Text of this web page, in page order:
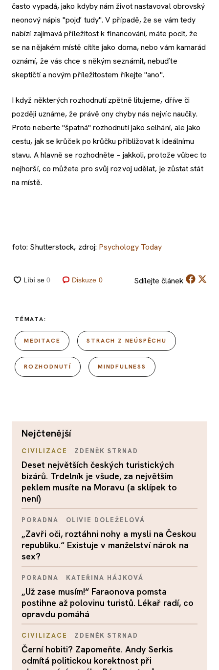
často vypadá, jako kdyby nám život nastavoval obrovský
neonový nápis "pojď tudy". V případě, že se vám tedy
nabízí zajímavá příležitost k financování, máte pocit, že
se na nějakém místě cítíte jako doma, nebo vám kamarád
oznámí, že vás chce s někým seznámit, nebuďte
skeptičtí a novým příležitostem říkejte "ano".
I když některých rozhodnutí zpětně litujeme, dříve či
později uznáme, že právě ony chyby nás nejvíc naučily.
Proto neberte "špatná" rozhodnutí jako selhání, ale jako
cestu, jak se krůček po krůčku přibližovat k ideálnímu
stavu. A hlavně se rozhodněte – jakkoli, protože vůbec to
nejhorší, co můžete pro svůj rozvoj udělat, je zůstat stát
na místě.
foto: Shutterstock, zdroj: Psychology Today
Diskuze 0 Sdílejte článek
TÉMATA:
MEDITACE STRACH Z NEÚSPĚCHU
ROZHODNUTÍ MINDFULNESS
nejčtenější
CIVILIZACE ZDENĚK STRNAD
Deset největších českých turistických
bizárů. Trdelník je všude, za největším
peklem musíte na Moravu (a sklípek to
není)
PORADNA OLIVIE DOLEŽELOVÁ
„Zavři oči, roztáhni nohy a mysli na Českou
republiku.“ Existuje v manželství nárok na
sex?
PORADNA KATEŘINA HÁJKOVÁ
„Už zase musím!“ Faraonova pomsta
postihne až polovinu turistů. Lékař radí, co
opravdu pomáhá
CIVILIZACE ZDENĚK STRNAD
Černí hobiti? Zapomeňte. Andy Serkis
odmítá politickou korektnost při